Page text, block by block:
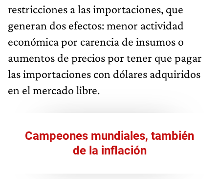
restricciones a las importaciones, que
generan dos efectos: menor actividad
económica por carencia de insumos o
aumentos de precios por tener que pagar
las importaciones con dólares adquiridos
en el mercado libre.
Campeones mundiales, también
de la inflación